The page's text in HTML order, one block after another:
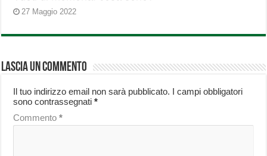
27 Maggio 2022
Lascia un commento
Il tuo indirizzo email non sarà pubblicato. I campi obbligatori
sono contrassegnati*
Commento*